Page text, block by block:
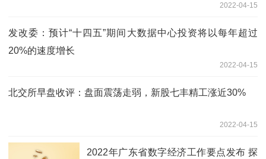
2022-04-15
发改委：预计“十四五”期间大数据中心投资将以每年超过
20%的速度增长
2022-04-15
北交所早盘收评：盘面震荡走弱，新股七丰精工涨近30%
2022-04-15
2022年广东省数字经济工作要点发布 探